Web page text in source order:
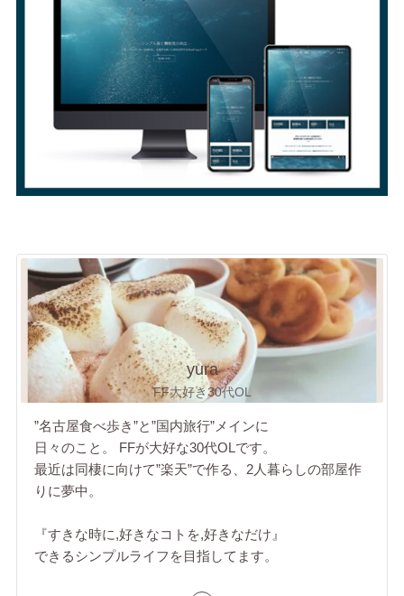
yura
FF大好き30代OL
”名古屋食べ歩き”と”国内旅行”メインに
日々のこと。 FFが大好な30代OLです。
最近は同棲に向けて”楽天”で作る、2人暮らしの部屋作
りに夢中。
『すきな時に,好きなコトを,好きなだけ』
できるシンプルライフを目指してます。